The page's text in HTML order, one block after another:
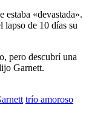
estaba «devastada».
lapso de 10 días su
pero descubrí una
Garnett.
trío amoroso